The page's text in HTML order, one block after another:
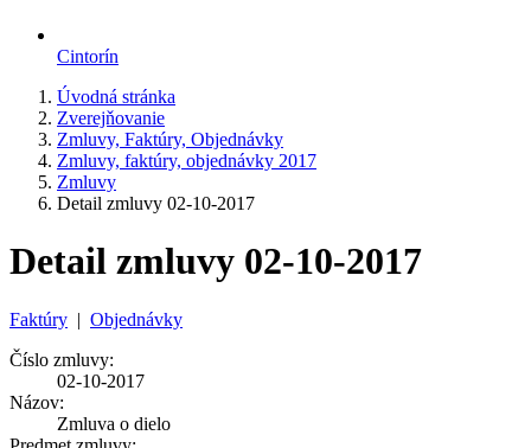
Cintorín
Úvodná stránka
Zverejňovanie
Zmluvy, Faktúry, Objednávky
Zmluvy, faktúry, objednávky 2017
Zmluvy
Detail zmluvy 02-10-2017
Detail zmluvy 02-10-2017
Faktúry | Objednávky
Číslo zmluvy:
02-10-2017
Názov:
Zmluva o dielo